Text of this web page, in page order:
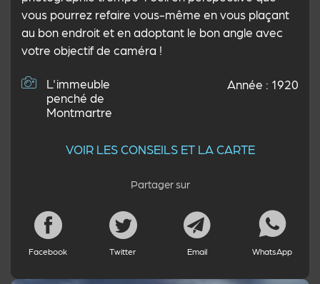
vous pourrez refaire vous-même en vous plaçant
au bon endroit et en adoptant le bon angle avec
votre objectif de caméra !
L'immeuble
penché de
Montmartre
Année : 1920
VOIR LES CONSEILS ET LA CARTE
Partager sur
Facebook Twitter Email WhatsApp